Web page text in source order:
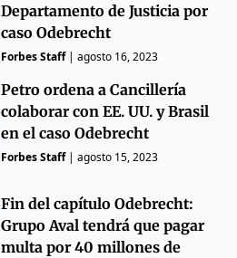
Departamento de Justicia por
caso Odebrecht
Forbes Staff|agosto 16, 2023
Petro ordena a Cancillería
colaborar con EE. UU. y Brasil
en el caso Odebrecht
Forbes Staff|agosto 15, 2023
Fin del capítulo Odebrecht:
Grupo Aval tendrá que pagar
multa por 40 millones de